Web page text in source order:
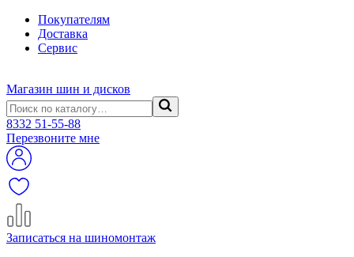
Покупателям
Доставка
Сервис
Магазин шин и дисков
8332 51-55-88
Перезвоните мне
Записаться на шиномонтаж